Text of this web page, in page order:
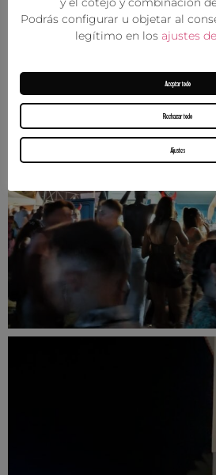
Podrás configurar u objetar al
legítimo en los ajustes
Aceptar todo
Rechazar todo
Ajustes